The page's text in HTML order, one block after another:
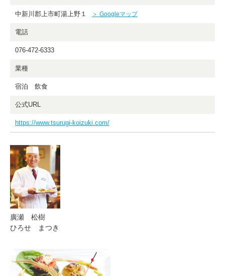
中新川郡上市町湯上野１ ＞ Googleマップ
電話
076-472-6333
業種
宿泊 飲食
公式URL
https://www.tsurugi-koizuki.com/
廣瀬 松樹
ひろせ まつき